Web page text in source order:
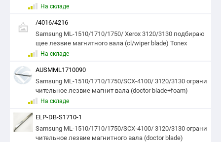
На складе
/4016/4216
Samsung ML-1510/1710/1750/ Xerox 3120/3130 подбираю
щее лезвие магнитного вала (cl/wiper blade) Tonex
На складе
AUSMML1710090
Samsung ML-1510/1710/1750/SCX-4100/ 3120/3130 ограни
чительное лезвие магнит вала (doctor blade+foam)
На складе
ELP-DB-S1710-1
Samsung ML-1510/1710/1750/SCX-4100/ 3120/3130 ограни
чительное лезвие магнитного вала (doctor blade)